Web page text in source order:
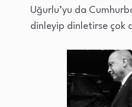
Uğurlu’yu da
dinleyip dinletirse çok